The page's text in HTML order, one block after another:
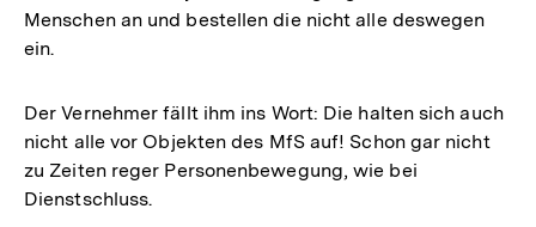
Menschen an und bestellen die nicht alle deswegen
ein.
Der Vernehmer fällt ihm ins Wort: Die halten sich auch
nicht alle vor Objekten des MfS auf! Schon gar nicht
zu Zeiten ­reger Personenbewegung, wie bei
Dienstschluss.